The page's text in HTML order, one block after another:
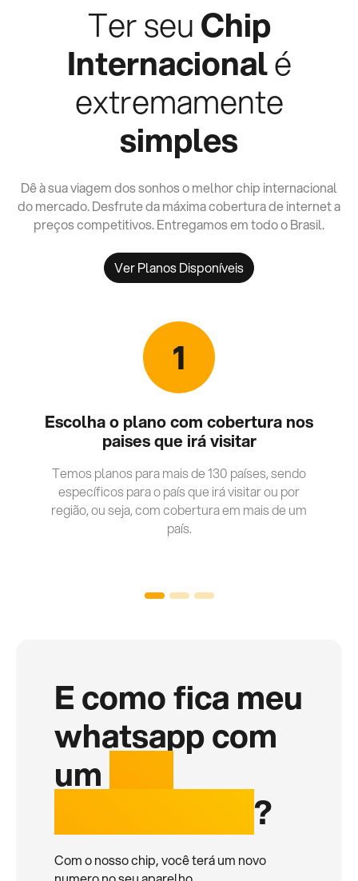
Ter seuChip
Internacionalé
extremamente
simples
Dê à sua viagem dos sonhos o melhor chip internacional
do mercado. Desfrute da máxima cobertura de internet a
preços competitivos. Entregamos em todo o Brasil.
Ver Planos Disponíveis
1
Escolha o plano com cobertura nos
paises que irá visitar
Temos planos para mais de 130 países, sendo
específicos para o país que irá visitar ou por
região, ou seja, com cobertura em mais de um
país.
E como fica meu
whatsapp com
um
?
Com o nosso chip, você terá um novo